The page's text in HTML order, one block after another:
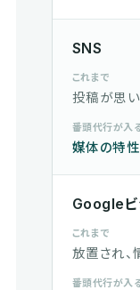
SNS
これまで
投稿が思
番頭代行が入
媒体の特性
Googleビ
これまで
放置され、
番頭代行が入